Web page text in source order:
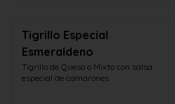
Tigrillo Especial
Esmeraldeno
Tigrillo de Queso o Mixto con salsa
especial de camarones